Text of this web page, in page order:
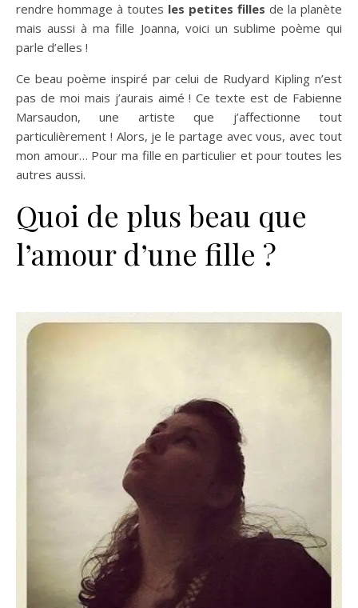
rendre hommage à toutes les petites filles de la planète
mais aussi à ma fille Joanna, voici un sublime poème qui
parle d’elles !
Ce beau poème inspiré par celui de Rudyard Kipling n’est
pas de moi mais j’aurais aimé ! Ce texte est de Fabienne
Marsaudon, une artiste que j’affectionne tout
particulièrement ! Alors, je le partage avec vous, avec tout
mon amour… Pour ma fille en particulier et pour toutes les
autres aussi.
Quoi de plus beau que
l’amour d’une fille ?